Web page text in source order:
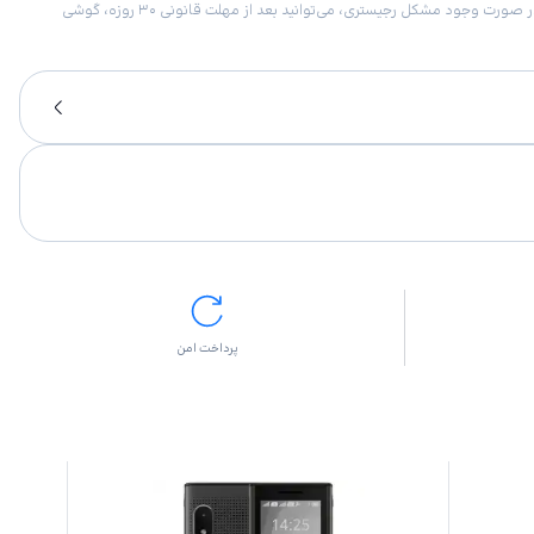
امکان برگشت کالا در گروه موبایل با دلیل “انصراف از خرید“ تنها در صورتی مورد قبول است که پلمب کالا باز نشده باشد. تمام گوشی‌های جی‌اس‌ام ضمانت رجیستری دارند. در صورت وجود مشکل رجیستری، می‌توانید بعد از مهلت قانونی ۳۰ روزه، گوشی
پرداخت امن